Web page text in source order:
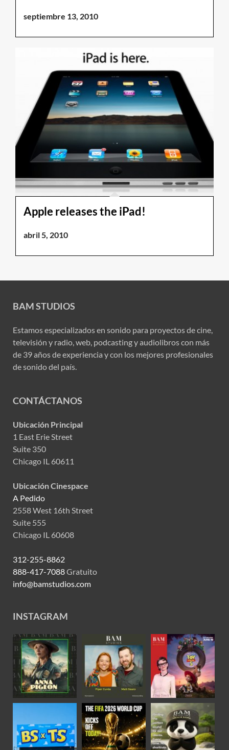
septiembre 13, 2010
Apple releases the iPad!
abril 5, 2010
BAM STUDIOS
Estamos especializados en sonido para proyectos de cine,
televisión y radio, web, podcasting y audiolibros con más
de 39 años de experiencia y con los mejores profesionales
de sonido del país.
CONTÁCTANOS
Ubicación Principal
1 East Erie Street
Suite 350
Chicago IL 60611
Ubicación Cinespace
A Pedido
2558 West 16th Street
Suite 555
Chicago IL 60608
312-255-8862
888-417-7088Gratuito
info@bamstudios.com
INSTAGRAM